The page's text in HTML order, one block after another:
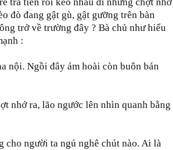
trả tiền rồi kéo nhau đi nhưng chợt nhớ
đò đang gật gù, gật gưỡng trên bàn
trở về trường đây ? Bà chủ như hiểu
:
nội. Ngồi đây ám hoài còn buôn bán
nhớ ra, lão ngước lên nhìn quanh bằng
cho người ta ngủ nghê chút nào. Ai là